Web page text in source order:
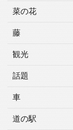
菜の花
藤
観光
話題
車
道の駅